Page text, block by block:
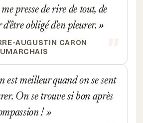
presse de rire de tout, de
d'être obligé d'en pleurer.
AUGUSTIN CARON
est meilleur quand on se sent
On se trouve si bon après
!